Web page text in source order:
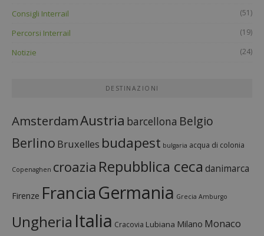
Consigli Interrail (51)
Percorsi Interrail (19)
Notizie (24)
DESTINAZIONI
AmsterdamAustria barcellona Belgio
Berlino Bruxelles budapest bulgaria acqua di colonia
Copenaghen croazia Repubblica ceca danimarca
Firenze FranciaGermania Grecia Amburgo
Ungheria Italia Cracovia Lubiana Milano Monaco